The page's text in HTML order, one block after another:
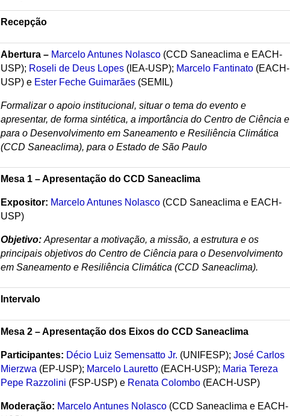
Recepção
Abertura – Marcelo Antunes Nolasco (CCD Saneaclima e EACH-
USP); Roseli de Deus Lopes (IEA-USP); Marcelo Fantinato (EACH-
USP) e Ester Feche Guimarães (SEMIL)
Formalizar o apoio institucional, situar o tema do evento e
apresentar, de forma sintética, a importância do Centro de Ciência e
para o Desenvolvimento em Saneamento e Resiliência Climática
(CCD Saneaclima), para o Estado de São Paulo
Mesa 1 – Apresentação do CCD Saneaclima
Expositor: Marcelo Antunes Nolasco (CCD Saneaclima e EACH-
USP)
Objetivo:Apresentar a motivação, a missão, a estrutura e os
principais objetivos do Centro de Ciência para o Desenvolvimento
em Saneamento e Resiliência Climática (CCD Saneaclima).
Intervalo
Mesa 2 – Apresentação dos Eixos do CCD Saneaclima
Participantes: Décio Luiz Semensatto Jr. (UNIFESP);José Carlos
Mierzwa (EP-USP); Marcelo Lauretto (EACH-USP); Maria Tereza
Pepe Razzolini (FSP-USP) e Renata Colombo (EACH-USP)
Moderação: Marcelo Antunes Nolasco (CCD Saneaclima e EACH-